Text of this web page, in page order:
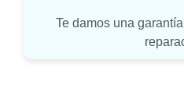
Te damos una